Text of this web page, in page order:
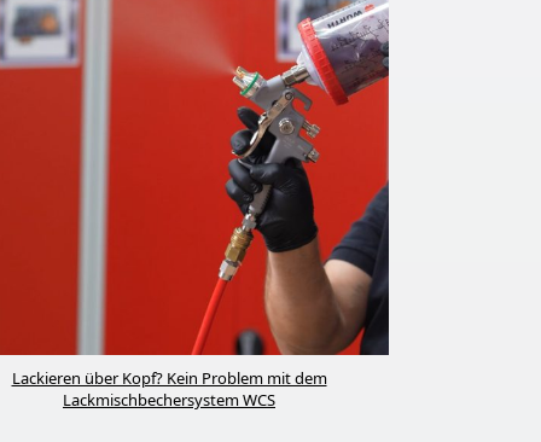
Lackieren über Kopf? Kein Problem mit dem
Lackmischbechersystem WCS